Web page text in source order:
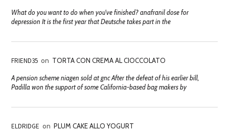
What do you want to do when you've finished? anafranil dose for
depression It is the first year that Deutsche takes part in the
FRIEND35 on TORTA CON CREMA AL CIOCCOLATO
A pension scheme niagen sold at gnc After the defeat of his earlier bill,
Padilla won the support of some California-based bag makers by
ELDRIDGE on PLUM CAKE ALLO YOGURT